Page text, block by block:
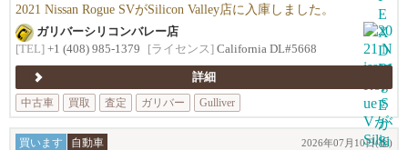
2021 Nissan Rogue SVがSilicon Valley店に入庫しました。
ガリバーシリコンバレー店
[TEL] +1 (408) 985-1379 [ライセンス] California DL#5668
詳細
中古車
買取 査定 ガリバー Gulliver
買います 自動車 2026年07月10日(金)